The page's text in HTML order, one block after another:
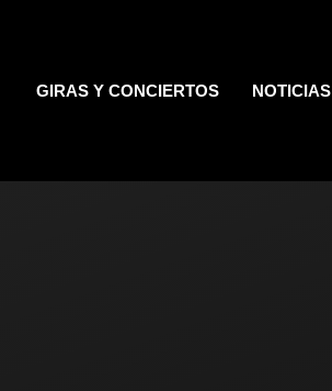
GIRAS Y CONCIERTOS NOTICIAS